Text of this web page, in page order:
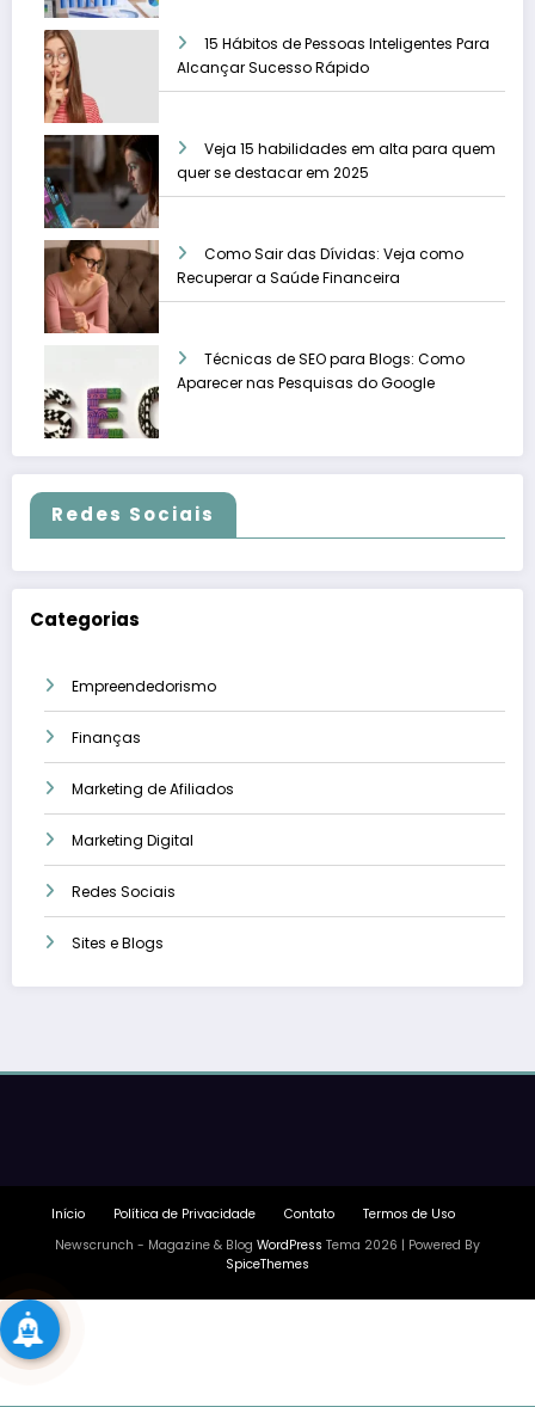
15 Hábitos de Pessoas Inteligentes Para
Alcançar Sucesso Rápido
Veja 15 habilidades em alta para quem
quer se destacar em 2025
Como Sair das Dívidas: Veja como
Recuperar a Saúde Financeira
Técnicas de SEO para Blogs: Como
Aparecer nas Pesquisas do Google
Redes Sociais
Categorias
Empreendedorismo
Finanças
Marketing de Afiliados
Marketing Digital
Redes Sociais
Sites e Blogs
Início Política de Privacidade Contato
Termos de Uso
Newscrunch - Magazine & Blog WordPress Tema 2026 | Powered By
SpiceThemes